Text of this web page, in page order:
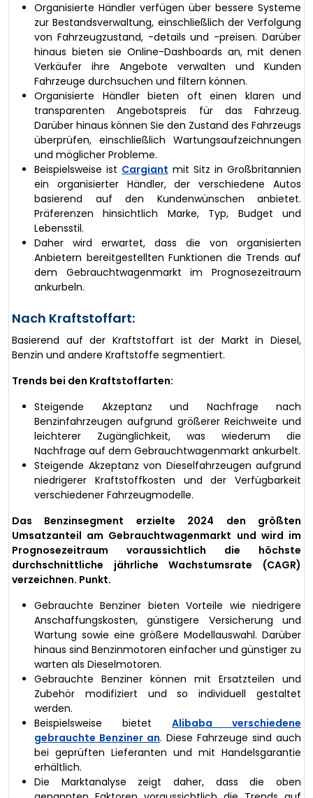
Organisierte Händler verfügen über bessere Systeme
zur Bestandsverwaltung, einschließlich der Verfolgung
von Fahrzeugzustand, -details und -preisen. Darüber
hinaus bieten sie Online-Dashboards an, mit denen
Verkäufer ihre Angebote verwalten und Kunden
Fahrzeuge durchsuchen und filtern können.
Organisierte Händler bieten oft einen klaren und
transparenten Angebotspreis für das Fahrzeug.
Darüber hinaus können Sie den Zustand des Fahrzeugs
überprüfen, einschließlich Wartungsaufzeichnungen
und möglicher Probleme.
Beispielsweise ist Cargiant mit Sitz in Großbritannien
ein organisierter Händler, der verschiedene Autos
basierend auf den Kundenwünschen anbietet.
Präferenzen hinsichtlich Marke, Typ, Budget und
Lebensstil.
Daher wird erwartet, dass die von organisierten
Anbietern bereitgestellten Funktionen die Trends auf
dem Gebrauchtwagenmarkt im Prognosezeitraum
ankurbeln.
Nach Kraftstoffart:
Basierend auf der Kraftstoffart ist der Markt in Diesel,
Benzin und andere Kraftstoffe segmentiert.
Trends bei den Kraftstoffarten:
Steigende Akzeptanz und Nachfrage nach
Benzinfahrzeugen aufgrund größerer Reichweite und
leichterer Zugänglichkeit, was wiederum die
Nachfrage auf dem Gebrauchtwagenmarkt ankurbelt.
Steigende Akzeptanz von Dieselfahrzeugen aufgrund
niedrigerer Kraftstoffkosten und der Verfügbarkeit
verschiedener Fahrzeugmodelle.
Das Benzinsegment erzielte 2024 den größten
Umsatzanteil am Gebrauchtwagenmarkt und wird im
Prognosezeitraum voraussichtlich die höchste
durchschnittliche jährliche Wachstumsrate (CAGR)
verzeichnen. Punkt.
Gebrauchte Benziner bieten Vorteile wie niedrigere
Anschaffungskosten, günstigere Versicherung und
Wartung sowie eine größere Modellauswahl. Darüber
hinaus sind Benzinmotoren einfacher und günstiger zu
warten als Dieselmotoren.
Gebrauchte Benziner können mit Ersatzteilen und
Zubehör modifiziert und so individuell gestaltet
werden.
Beispielsweise bietet Alibaba verschiedene
gebrauchte Benziner an. Diese Fahrzeuge sind auch
bei geprüften Lieferanten und mit Handelsgarantie
erhältlich.
Die Marktanalyse zeigt daher, dass die oben